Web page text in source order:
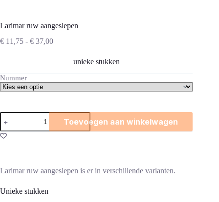
Larimar ruw aangeslepen
€ 11,75 - € 37,00Prijsklasse:
€ 37,00
unieke stukken
Nummer
Larimar
ruw
aangeslepen
aantal
Toevoegen aan winkelwagen
Larimar ruw aangeslepen is er in verschillende varianten.
Unieke stukken